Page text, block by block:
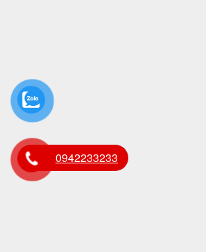
0942233233